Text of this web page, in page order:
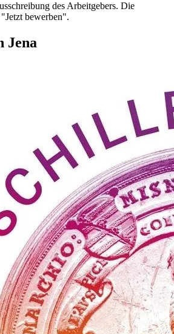
des Arbeitgebers. Die
bewerben".
Jena